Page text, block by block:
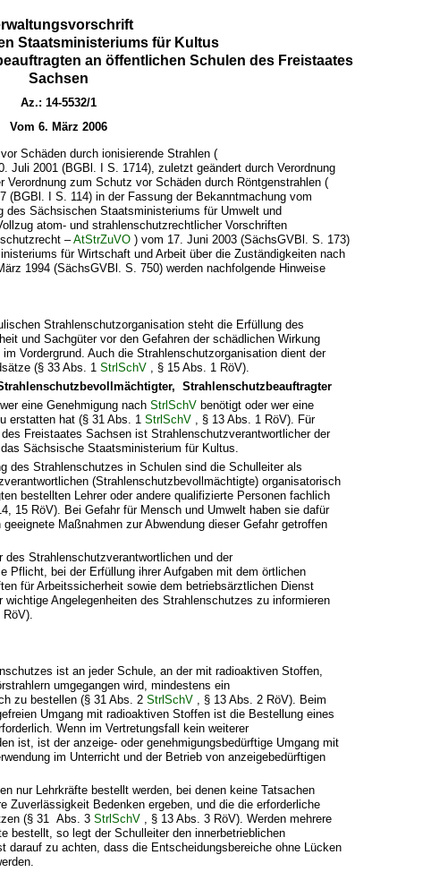
Staatsministeriums für Kultus
an öffentlichen Schulen des Freistaates
Sachsen
Az.: 14-5532/1
Vom 6. März 2006
Schäden durch ionisierende Strahlen (
Juli 2001 (BGBl. I S. 1714), zuletzt geändert durch Verordnung
zum Schutz vor Schäden durch Röntgenstrahlen (
(BGBl. I S. 114) in der Fassung der Bekanntmachung vom
des Sächsischen Staatsministeriums für Umwelt und
atom- und strahlenschutzrechtlicher Vorschriften
–AtStrZuVO ) vom 17. Juni 2003 (SächsGVBl. S. 173)
für Wirtschaft und Arbeit über die Zuständigkeiten nach
1994 (SächsGVBl. S. 750) werden nachfolgende Hinweise
Strahlenschutzorganisation steht die Erfüllung des
und Sachgüter vor den Gefahren der schädlichen Wirkung
Vordergrund. Auch die Strahlenschutzorganisation dient der
(§ 33 Abs. 1StrlSchV
, § 15 Abs. 1 RöV).
Strahlenschutzbeauftragter
eine Genehmigung nachStrlSchV benötigt oder wer eine
erstatten hat (§ 31 Abs. 1StrlSchV
, § 13 Abs. 1 RöV). Für
Freistaates Sachsen ist Strahlenschutzverantwortlicher der
Sächsische Staatsministerium für Kultus.
des Strahlenschutzes in Schulen sind die Schulleiter als
(Strahlenschutzbevollmächtigte) organisatorisch
bestellten Lehrer oder andere qualifizierte Personen fachlich
15 RöV). Bei Gefahr für Mensch und Umwelt haben sie dafür
Maßnahmen zur Abwendung dieser Gefahr getroffen
Strahlenschutzverantwortlichen und der
Pflicht, bei der Erfüllung ihrer Aufgaben mit dem örtlichen
für Arbeitssicherheit sowie dem betriebsärztlichen Dienst
Angelegenheiten des Strahlenschutzes zu informieren
RöV).
ist an jeder Schule, an der mit radioaktiven Stoffen,
umgegangen wird, mindestens ein
zu bestellen (§ 31 Abs. 2StrlSchV
, § 13 Abs. 2 RöV). Beim
Umgang mit radioaktiven Stoffen ist die Bestellung eines
Wenn im Vertretungsfall kein weiterer
ist, ist der anzeige- oder genehmigungsbedürftige Umgang mit
im Unterricht und der Betrieb von anzeigebedürftigen
nur Lehrkräfte bestellt werden, bei denen keine Tatsachen
Zuverlässigkeit Bedenken ergeben, und die die erforderliche
(§ 31 Abs. 3StrlSchV
, § 13 Abs. 3 RöV). Werden mehrere
bestellt, so legt der Schulleiter den innerbetrieblichen
darauf zu achten, dass die Entscheidungsbereiche ohne Lücken